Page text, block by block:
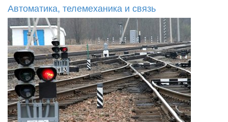
Автоматика, телемеханика и связь